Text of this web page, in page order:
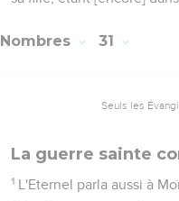
Nombres 31
Seuls les
La guerre sainte
1 L'Eternel parla aussi à